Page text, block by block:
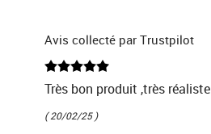
Avis collecté par Trustpilot
Très bon produit ,très réaliste
( 20/02/25 )